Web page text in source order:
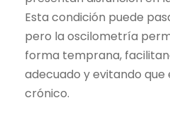
Esta condición puede
pero la oscilometría
forma temprana,
adecuado y evitando que
crónico.